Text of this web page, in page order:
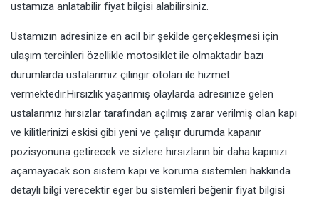
ustamıza anlatabilir fiyat bilgisi alabilirsiniz.
Ustamızın adresinize en acil bir şekilde gerçekleşmesi için
ulaşım tercihleri özellikle motosiklet ile olmaktadır bazı
durumlarda ustalarımız çilingir otoları ile hizmet
vermektedir.Hırsızlık yaşanmış olaylarda adresinize gelen
ustalarımız hırsızlar tarafından açılmış zarar verilmiş olan kapı
ve kilitlerinizi eskisi gibi yeni ve çalışır durumda kapanır
pozisyonuna getirecek ve sizlere hırsızların bir daha kapınızı
açamayacak son sistem kapı ve koruma sistemleri hakkında
detaylı bilgi verecektir eger bu sistemleri beğenir fiyat bilgisi